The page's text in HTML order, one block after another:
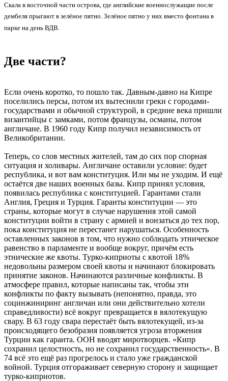
Скала в восточной части острова, где английские военнослужащие после
дембеля прыгают в зелёное пятно. Зелёное пятно у них вместо фонтана в
парке на день ВДВ.
Две части?
Если очень коротко, то пошло так. Давным-давно на Кипре
поселились персы, потом их вытеснили греки с городами-
государствами и обычной структурой, в средние века пришли
византийцы с замками, потом французы, османы, потом
англичане. В 1960 году Кипр получил независимость от
Великобритании.
Теперь, со слов местных жителей, там до сих пор спорная
ситуация и холивары. Англичане оставили условие: будет
республика, и вот вам конституция. Или мы не уходим. И ещё
остаётся две наших военных базы. Кипр принял условия,
появилась республика с конституцией. Гарантами стали
Англия, Греция и Турция. Гаранты конституции — это
страны, которые могут в случае нарушения этой самой
конституции войти в страну с армией и вонзаться до тех пор,
пока конституция не перестанет нарушаться. Особенность
оставленных законов в том, что нужно соблюдать этническое
равенство в парламенте и вообще вокруг, причём есть
этнические же квоты. Турко-киприоты с квотой 18%
недовольны размером своей квоты и начинают блокировать
принятие законов. Начинаются различные конфликты. В
атмосфере правил, которые написаны так, чтобы эти
конфликты по факту вызывать (непонятно, правда, это
социнжиниринг англичан или они действительно хотели
справедливости) всё вокруг превращается в вялотекущую
свару. В 63 году свара перестаёт быть вялотекущей, из-за
происходящего безобразия появляется угроза вторжения
Турции как гаранта. ООН вводят миротворцев. «Кипр
сохранил целостность, но не сохранил государственность». В
74 всё это ещё раз прогрелось и стало уже гражданской
войной. Турция отгораживает северную сторону и защищает
турко-киприотов.